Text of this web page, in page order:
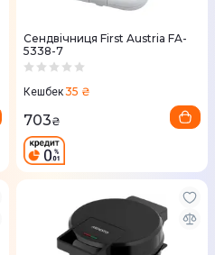
Сендвічниця First Austria FA-
5338-7
Кешбек35 ₴
703₴